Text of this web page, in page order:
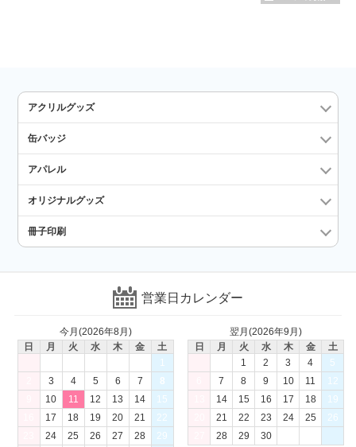
アクリルグッズ
缶バッジ
アパレル
オリジナルグッズ
冊子印刷
営業日カレンダー
今月(2026年8月)
日
月 火 水 木 金
土
1
3 4 5 6 7
8
10 11 12 13 14
15
17 18 19 20 21
22
24 25 26 27 28
29
翌月(2026年9月)
日
月 火 水 木 金
土
1
2 3 4
5
7 8 9 10 11
12
14 15 16 17 18
19
21 22 23 24 25
26
28 29 30